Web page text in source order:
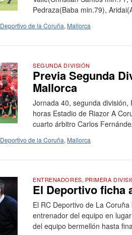
Pedraza(Baba min.79),
Deportivo de la Coruña, Mallorca
SEGUNDA DIVISIÓN
Previa Segunda
Mallorca
Jornada 40, segunda
horas Estadio de Riazor A
cuarto árbitro Carlos
Deportivo de la Coruña, Mallorca
ENTRENADORES, PRIMERA
El Deportivo ficha
El RC Deportivo de La
entrenador del equipo en
del equipo bermellón hasta